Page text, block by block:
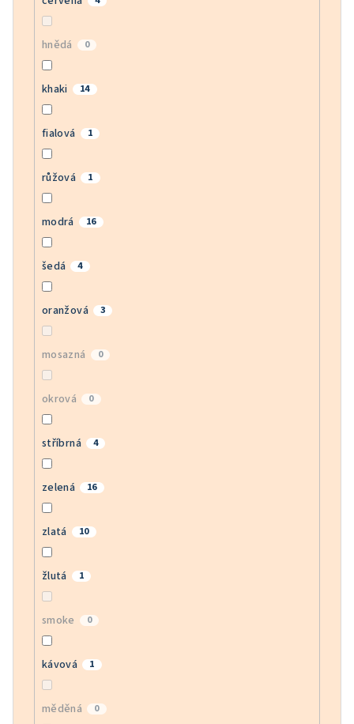
hnědá 0
khaki 14
fialová 1
růžová 1
modrá 16
šedá 4
oranžová 3
mosazná 0
okrová 0
stříbrná 4
zelená 16
zlatá 10
žlutá 1
smoke 0
kávová 1
měděná 0